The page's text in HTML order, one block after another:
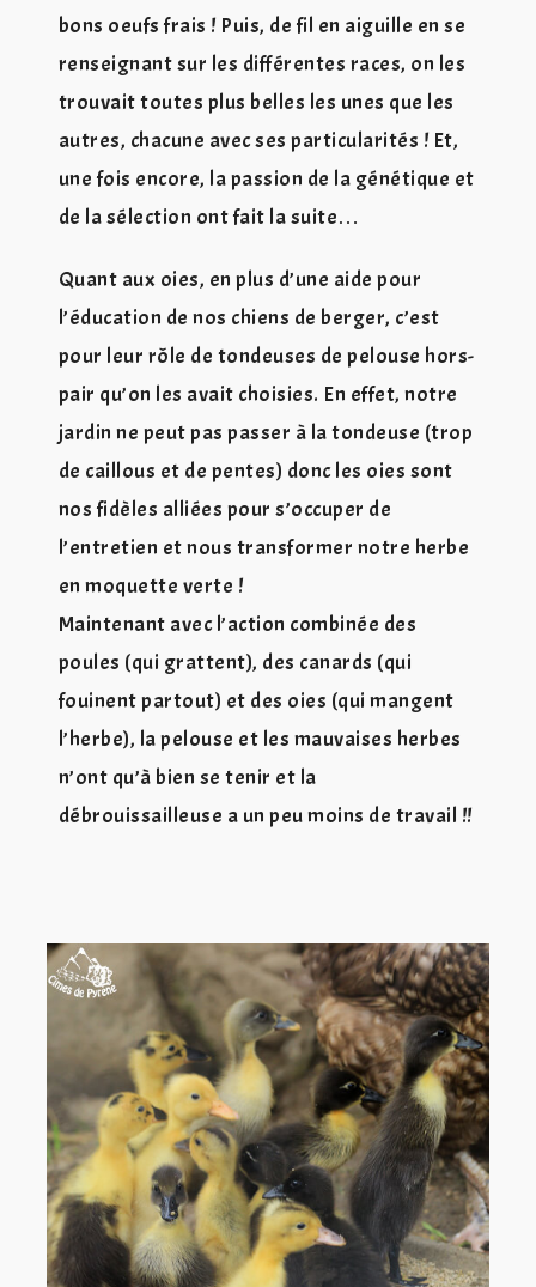
bons oeufs frais ! Puis, de fil en aiguille en se
renseignant sur les différentes races, on les
trouvait toutes plus belles les unes que les
autres, chacune avec ses particularités ! Et,
une fois encore, la passion de la génétique et
de la sélection ont fait la suite…
Quant aux oies, en plus d’une aide pour
l’éducation de nos chiens de berger, c’est
pour leur rôle de tondeuses de pelouse hors-
pair qu’on les avait choisies. En effet, notre
jardin ne peut pas passer à la tondeuse (trop
de caillous et de pentes) donc les oies sont
nos fidèles alliées pour s’occuper de
l’entretien et nous transformer notre herbe
en moquette verte !
Maintenant avec l’action combinée des
poules (qui grattent), des canards (qui
fouinent partout) et des oies (qui mangent
l’herbe), la pelouse et les mauvaises herbes
n’ont qu’à bien se tenir et la
débrouissailleuse a un peu moins de travail !!